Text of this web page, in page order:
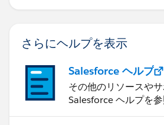
さらにヘルプを表示
Salesforce ヘルプ
その他のリソースや
Salesforce ヘルプを参